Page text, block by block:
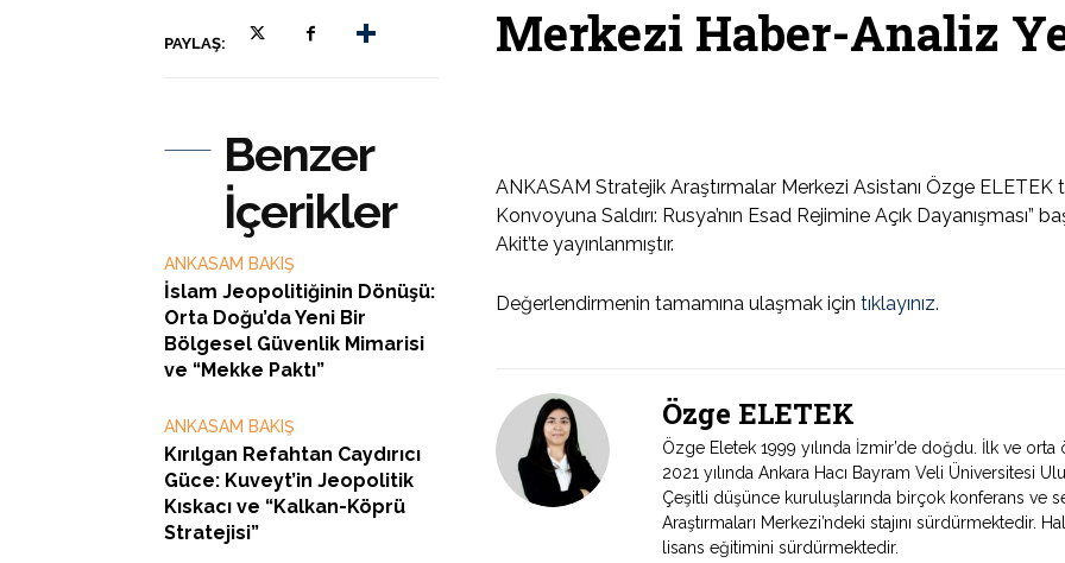
PAYLAŞ:
Merkezi Haber-Analiz
Benzer
İçerikler
ANKASAM BAKIŞ
İslam Jeopolitiğinin Dönüşü:
Orta Doğu’da Yeni Bir
Bölgesel Güvenlik Mimarisi
ve “Mekke Paktı”
ANKASAM BAKIŞ
Kırılgan Refahtan Caydırıcı
Güce: Kuveyt’in Jeopolitik
Kıskacı ve “Kalkan-Köprü
Stratejisi”
ANKASAM Stratejik Araştırmalar Merkezi Asistanı Özge ELETEK
Konvoyuna Saldırı: Rusya’nın Esad Rejimine Açık Dayanışması”
Akit’te yayınlanmıştır.
Değerlendirmenin tamamına ulaşmak için tıklayınız.
Özge ELETEK
Özge Eletek 1999 yılında İzmir’de doğdu. İlk ve orta
2021 yılında Ankara Hacı Bayram Veli Üniversitesi
Çeşitli düşünce kuruluşlarında birçok konferans ve
Araştırmaları Merkezi’ndeki stajını sürdürmektedir.
lisans eğitimini sürdürmektedir.